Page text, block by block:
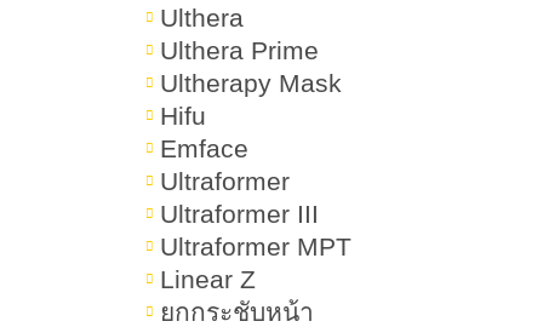
Ulthera
Ulthera Prime
Ultherapy Mask
Hifu
Emface
Ultraformer
Ultraformer III
Ultraformer MPT
Linear Z
ยกกระชับหน้า
เป็นสิ่งสำคัญ ไม่ว่าจะเป็นเพศไหนต่าง
ก็ต้องการให้ผิวหน้ากระจ่างใส ดู
สุขภาพดี และมีออร่าอยู่เสมอ อย่างไร
ก็ตามปัจจัยต่าง ๆ เช่น มลภาวะ
ความเครียด การพักผ่อนไม่เพียงพอ
หรือแม้แต่พฤติกรรมการใช้ชีวิตที่ไม่
เหมาะสม ล้วนส่งผลให้ผิว
ดูโทรม และไม่สดใสได้